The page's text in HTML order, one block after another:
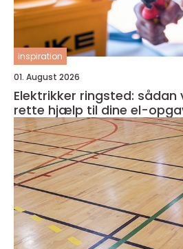
inspiration
01. August 2026
Elektrikker ringsted:
rette hjælp til dine el-